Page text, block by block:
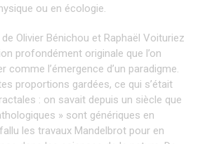
ou en écologie.
Olivier Bénichou et Raphaël Voituriez
profondément originale que l’on
comme l’émergence d’un paradigme.
proportions gardées, ce qui s’était
: on savait depuis un siècle que
» sont génériques en
les travaux Mandelbrot pour en